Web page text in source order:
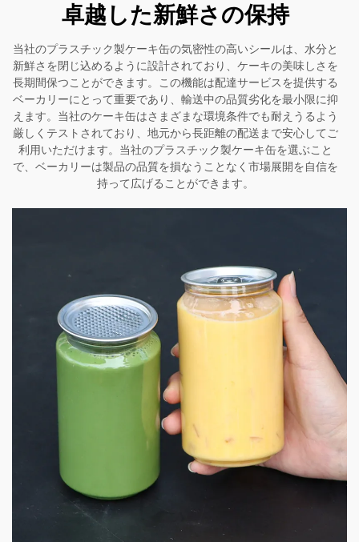
卓越した新鮮さの保持
当社のプラスチック製ケーキ缶の気密性の高いシールは、水分と
新鮮さを閉じ込めるように設計されており、ケーキの美味しさを
長期間保つことができます。この機能は配達サービスを提供する
ベーカリーにとって重要であり、輸送中の品質劣化を最小限に抑
えます。当社のケーキ缶はさまざまな環境条件でも耐えうるよう
厳しくテストされており、地元から長距離の配送まで安心してご
利用いただけます。当社のプラスチック製ケーキ缶を選ぶこと
で、ベーカリーは製品の品質を損なうことなく市場展開を自信を
持って広げることができます。